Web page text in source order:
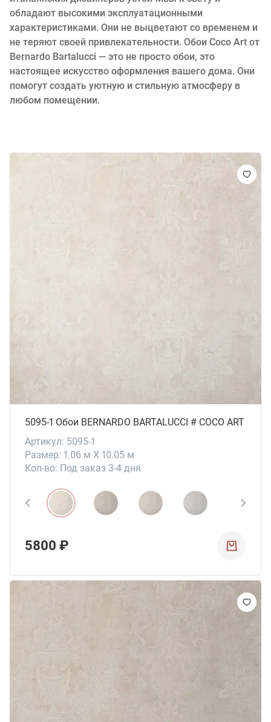
обладают высокими эксплуатационными
характеристиками. Они не выцветают со временем и
не теряют своей привлекательности. Обои Coco Art от
Bernardo Bartalucci — это не просто обои, это
настоящее искусство оформления вашего дома. Они
помогут создать уютную и стильную атмосферу в
любом помещении.
5095-1 Обои BERNARDO BARTALUCCI # СОСО ART
Артикул: 5095-1
Размер: 1.06 м X 10.05 м
Кол-во: Под заказ 3-4 дня
5800 ₽